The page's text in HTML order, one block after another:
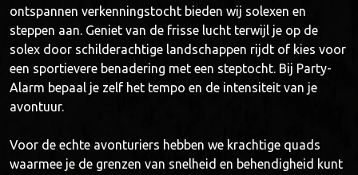
ontspannen verkenningstocht bieden wij solexen en
steppen aan. Geniet van de frisse lucht terwijl je op de
solex door schilderachtige landschappen rijdt of kies voor
een sportievere benadering met een steptocht. Bij Party-
Alarm bepaal je zelf het tempo en de intensiteit van je
avontuur.
Voor de echte avonturiers hebben we krachtige quads
waarmee je de grenzen van snelheid en behendigheid kunt